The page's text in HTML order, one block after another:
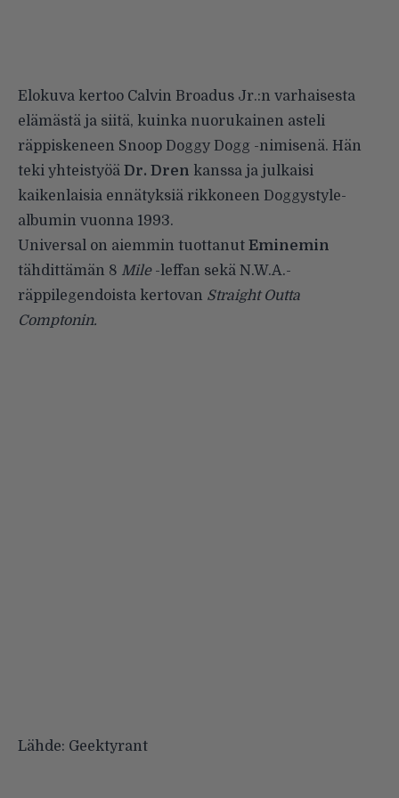
Elokuva kertoo Calvin Broadus Jr.:n varhaisesta
elämästä ja siitä, kuinka nuorukainen asteli
räppiskeneen Snoop Doggy Dogg -nimisenä. Hän
teki yhteistyöä Dr. Dren kanssa ja julkaisi
kaikenlaisia ennätyksiä rikkoneen Doggystyle-
albumin vuonna 1993.
Universal on aiemmin tuottanut Eminemin
tähdittämän 8 Mile-leffan sekä N.W.A.-
räppilegendoista kertovan Straight Outta
Comptonin.
Lähde: Geektyrant